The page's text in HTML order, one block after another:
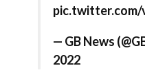
pic.twitter.com/
— GB News
2022